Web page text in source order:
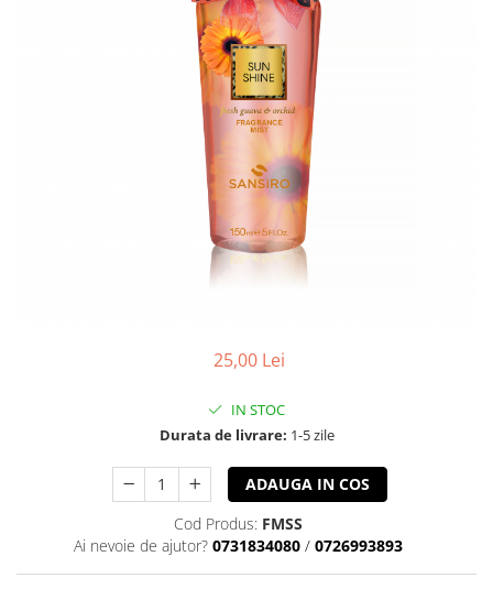
25,00 Lei
IN STOC
Durata de livrare: 1-5 zile
ADAUGA IN COS
Cod Produs: FMSS
Ai nevoie de ajutor? 0731834080 / 0726993893